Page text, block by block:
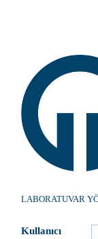
LABORATUVAR
Kullanıcı